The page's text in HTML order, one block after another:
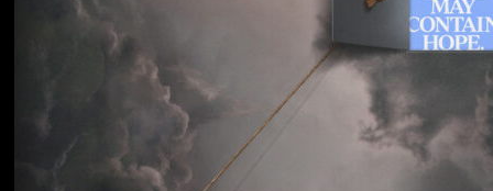
Souled American